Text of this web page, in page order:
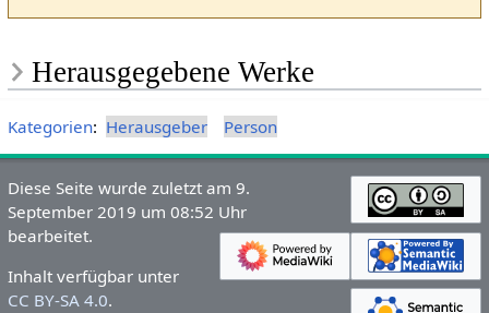
Herausgegebene Werke
Kategorien: Herausgeber Person
Diese Seite wurde zuletzt am 9.
September 2019 um 08:52 Uhr
bearbeitet.
Inhalt verfügbar unter
CC BY-SA 4.0.